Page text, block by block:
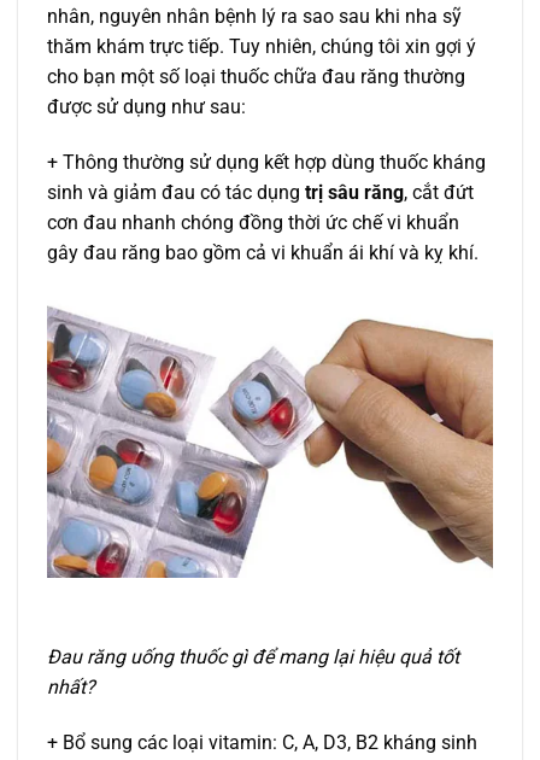
nhân, nguyên nhân bệnh lý ra sao sau khi nha sỹ
thăm khám trực tiếp. Tuy nhiên, chúng tôi xin gợi ý
cho bạn một số loại thuốc chữa đau răng thường
được sử dụng như sau:
+ Thông thường sử dụng kết hợp dùng thuốc kháng
sinh và giảm đau có tác dụng trị sâu răng, cắt đứt
cơn đau nhanh chóng đồng thời ức chế vi khuẩn
gây đau răng bao gồm cả vi khuẩn ái khí và kỵ khí.
Đau răng uống thuốc gì để mang lại hiệu quả tốt
nhất?
+ Bổ sung các loại vitamin: C, A, D3, B2 kháng sinh